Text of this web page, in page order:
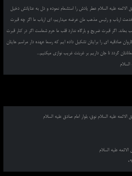
علیه السلام عطر یادش را استشمام نموده و دل به عنایاتش دخیل
ارباب و رئیس مذهب مان عرضه میداریم، ای ارباب ما اگر چه قبرت
اگر قبرت ضریح و بارگاه ندارد قلب ما حرم شماست اگر در کنار قبرت
صادقیه ای را برایتان تشکیل داده ایم که رسما عهده دار مراسم هایتان
گردد تا جان داریم بر غربتت غریب نوازی میکنیم...
علیه السلام نوق، بلوار امام صادق علیه السلام
علیه السلام